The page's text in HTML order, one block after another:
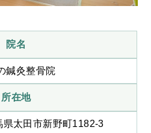
院名
鍼灸整骨院
所在地
県太田市新野町1182-3